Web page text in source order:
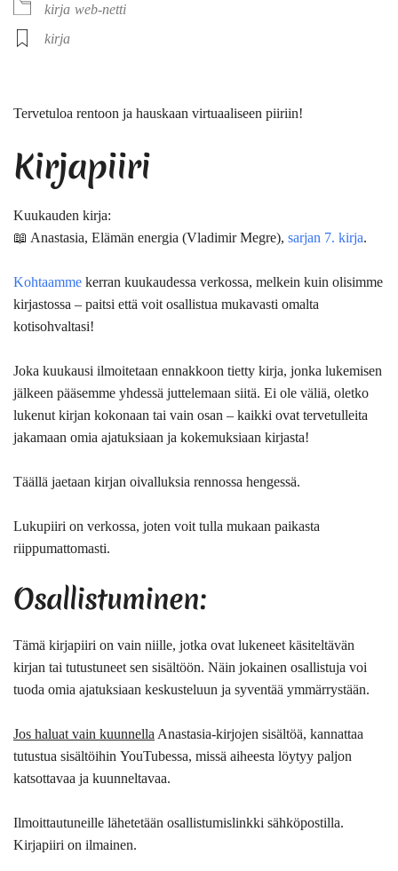
kirja web-netti
kirja
Tervetuloa rentoon ja hauskaan virtuaaliseen piiriin!
Kirjapiiri
Kuukauden kirja:
📖 Anastasia, Elämän energia (Vladimir Megre), sarjan 7. kirja.
Kohtaamme kerran kuukaudessa verkossa, melkein kuin olisimme
kirjastossa – paitsi että voit osallistua mukavasti omalta
kotisohvaltasi!
Joka kuukausi ilmoitetaan ennakkoon tietty kirja, jonka lukemisen
jälkeen pääsemme yhdessä juttelemaan siitä. Ei ole väliä, oletko
lukenut kirjan kokonaan tai vain osan – kaikki ovat tervetulleita
jakamaan omia ajatuksiaan ja kokemuksiaan kirjasta!
Täällä jaetaan kirjan oivalluksia rennossa hengessä.
Lukupiiri on verkossa, joten voit tulla mukaan paikasta
riippumattomasti.
Osallistuminen:
Tämä kirjapiiri on vain niille, jotka ovat lukeneet käsiteltävän
kirjan tai tutustuneet sen sisältöön. Näin jokainen osallistuja voi
tuoda omia ajatuksiaan keskusteluun ja syventää ymmärrystään.
Jos haluat vain kuunnella Anastasia-kirjojen sisältöä, kannattaa
tutustua sisältöihin YouTubessa, missä aiheesta löytyy paljon
katsottavaa ja kuunneltavaa.
Ilmoittautuneille lähetetään osallistumislinkki sähköpostilla.
Kirjapiiri on ilmainen.